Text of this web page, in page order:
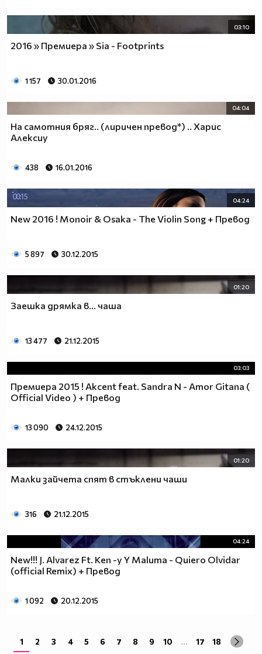
03:10
2016 » Премиера » Sia - Footprints
1 157 30.01.2016
04:04
На самотния бряг.. (лиричен превод*) .. Харис
Алексиу
438 16.01.2016
04:24
New 2016 ! Monoir & Osaka - The Violin Song + Превод
5 897 30.12.2015
01:20
Заешка дрямка в… чаша
13 477 21.12.2015
03:03
Премиера 2015 ! Akcent feat. Sandra N - Amor Gitana (
Official Video ) + Превод
13 090 24.12.2015
01:20
Малки зайчета спят в стъклени чаши
316 21.12.2015
04:24
New!!! J. Alvarez Ft. Ken -y Y Maluma - Quiero Olvidar
(official Remix) + Превод
1 092 20.12.2015
1 2 3 4 5 6 7 8 9 10 ... 17 18